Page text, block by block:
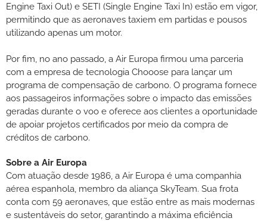
Engine Taxi Out) e SETI (Single Engine Taxi In) estão em vigor,
permitindo que as aeronaves taxiem em partidas e pousos
utilizando apenas um motor.
Por fim, no ano passado, a Air Europa firmou uma parceria
com a empresa de tecnologia Chooose para lançar um
programa de compensação de carbono. O programa fornece
aos passageiros informações sobre o impacto das emissões
geradas durante o voo e oferece aos clientes a oportunidade
de apoiar projetos certificados por meio da compra de
créditos de carbono.
Sobre a Air Europa
Com atuação desde 1986, a Air Europa é uma companhia
aérea espanhola, membro da aliança SkyTeam. Sua frota
conta com 59 aeronaves, que estão entre as mais modernas
e sustentáveis do setor, garantindo a máxima eficiência